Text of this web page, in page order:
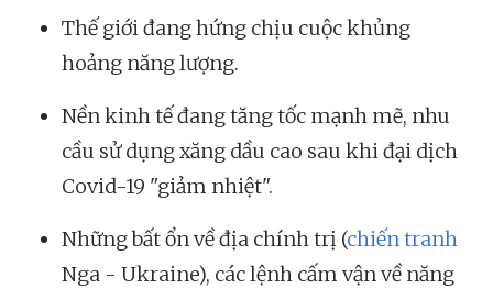
Thế giới đang hứng chịu cuộc khủng
hoảng năng lượng.
Nền kinh tế đang tăng tốc mạnh mẽ, nhu
cầu sử dụng xăng dầu cao sau khi đại dịch
Covid-19 "giảm nhiệt".
Những bất ổn về địa chính trị (chiến tranh
Nga - Ukraine), các lệnh cấm vận về năng